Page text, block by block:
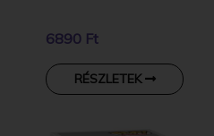
6890 Ft
RÉSZLETEK